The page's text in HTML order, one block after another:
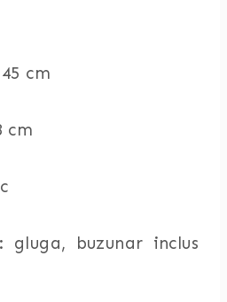
cm
cm
gluga, buzunar inclus